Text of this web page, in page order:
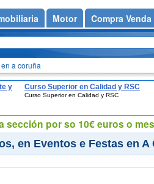
a coruña
y
Curso Superior en Calidad y RSC
Curso Superior en Calidad y RSC
en Eventos e Festas en A
Motor Compra Venda
sección por so 10€ euros o